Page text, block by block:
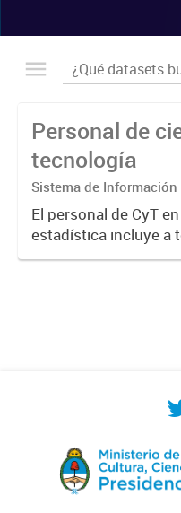
Personal de
tecnología
Sistema de
Tecnología Argentino
El personal de CyT
estadística incluye a
personas